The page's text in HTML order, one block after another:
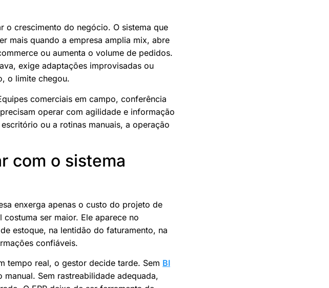
o crescimento do negócio. O sistema que
mais quando a empresa amplia mix, abre
ou aumenta o volume de pedidos.
exige adaptações improvisadas ou
o limite chegou.
comerciais em campo, conferência
operar com agilidade e informação
ou a rotinas manuais, a operação
com o sistema
enxerga apenas o custo do projeto de
ser maior. Ele aparece no
estoque, na lentidão do faturamento, na
confiáveis.
tempo real, o gestor decide tarde. Sem BI
Sem rastreabilidade adequada,